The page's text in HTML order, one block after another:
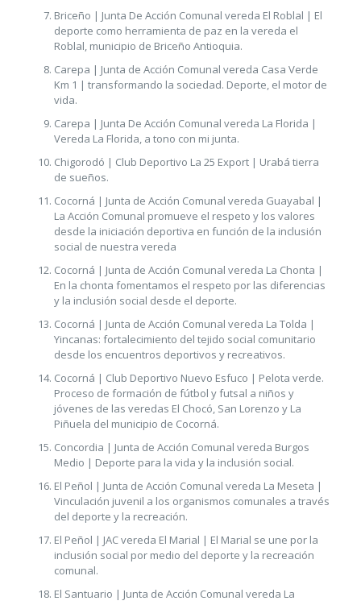
Briceño | Junta De Acción Comunal vereda El Roblal | El
deporte como herramienta de paz en la vereda el
Roblal, municipio de Briceño Antioquia.
Carepa | Junta de Acción Comunal vereda Casa Verde
Km 1 | transformando la sociedad. Deporte, el motor de
vida.
Carepa | Junta De Acción Comunal vereda La Florida |
Vereda La Florida, a tono con mi junta.
Chigorodó | Club Deportivo La 25 Export | Urabá tierra
de sueños.
Cocorná | Junta de Acción Comunal vereda Guayabal |
La Acción Comunal promueve el respeto y los valores
desde la iniciación deportiva en función de la inclusión
social de nuestra vereda
Cocorná | Junta de Acción Comunal vereda La Chonta |
En la chonta fomentamos el respeto por las diferencias
y la inclusión social desde el deporte.
Cocorná | Junta de Acción Comunal vereda La Tolda |
Yincanas: fortalecimiento del tejido social comunitario
desde los encuentros deportivos y recreativos.
Cocorná | Club Deportivo Nuevo Esfuco | Pelota verde.
Proceso de formación de fútbol y futsal a niños y
jóvenes de las veredas El Chocó, San Lorenzo y La
Piñuela del municipio de Cocorná.
Concordia | Junta de Acción Comunal vereda Burgos
Medio | Deporte para la vida y la inclusión social.
El Peñol | Junta de Acción Comunal vereda La Meseta |
Vinculación juvenil a los organismos comunales a través
del deporte y la recreación.
El Peñol | JAC vereda El Marial | El Marial se une por la
inclusión social por medio del deporte y la recreación
comunal.
El Santuario | Junta de Acción Comunal vereda La